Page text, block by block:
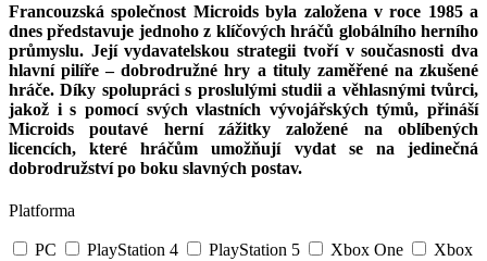
Francouzská společnost Microids byla založena v roce 1985 a
dnes představuje jednoho z klíčových hráčů globálního herního
průmyslu. Její vydavatelskou strategii tvoří v současnosti dva
hlavní pilíře – dobrodružné hry a tituly zaměřené na zkušené
hráče. Díky spolupráci s proslulými studii a věhlasnými tvůrci,
jakož i s pomocí svých vlastních vývojářských týmů, přináší
Microids poutavé herní zážitky založené na oblíbených
licencích, které hráčům umožňují vydat se na jedinečná
dobrodružství po boku slavných postav.
Platforma
PC PlayStation 4 PlayStation 5 Xbox One
Xbox